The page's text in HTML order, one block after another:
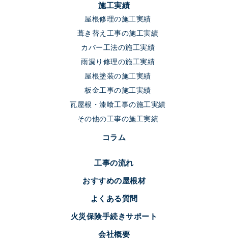
施工実績
屋根修理の施工実績
葺き替え工事の施工実績
カバー工法の施工実績
雨漏り修理の施工実績
屋根塗装の施工実績
板金工事の施工実績
瓦屋根・漆喰工事の施工実績
その他の工事の施工実績
コラム
工事の流れ
おすすめの屋根材
よくある質問
火災保険手続きサポート
会社概要